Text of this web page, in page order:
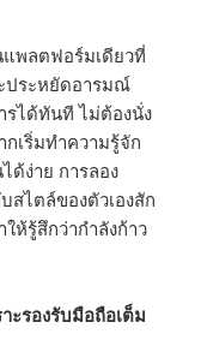
แพลตฟอร์มเดียวที่
ประหยัดอารมณ์
รได้ทันที ไม่ต้องนั่ง
เริ่มทำความรู้จัก
ด้ง่าย การลอง
สไตล์ของตัวเองสัก
ห้รู้สึกว่ากำลังก้าว
ะรองรับมือถือเต็ม